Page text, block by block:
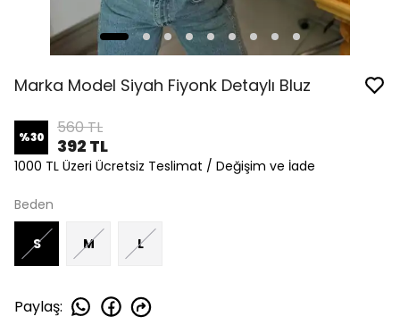
Marka Model Siyah Fiyonk Detaylı Bluz
%30 560 TL
392 TL
1000 TL Üzeri Ücretsiz Teslimat / Değişim ve İade
Beden
S M L
Paylaş: